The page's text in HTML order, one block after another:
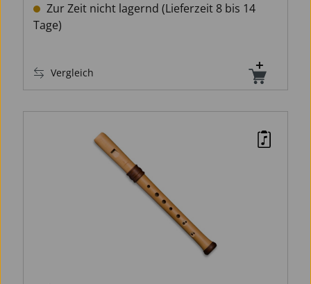
Zur Zeit nicht lagernd (Lieferzeit 8 bis 14
Tage)
Vergleich